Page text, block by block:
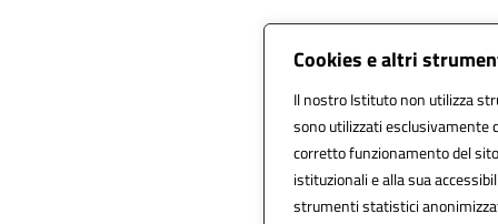
Cookies e altri
Il nostro Istituto non utilizza
sono utilizzati esclusivamente
corretto funzionamento del
istituzionali e alla sua
strumenti statistici